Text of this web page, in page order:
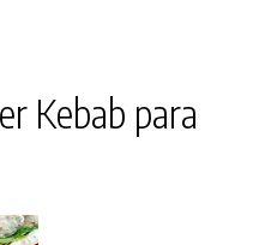
Kebab para